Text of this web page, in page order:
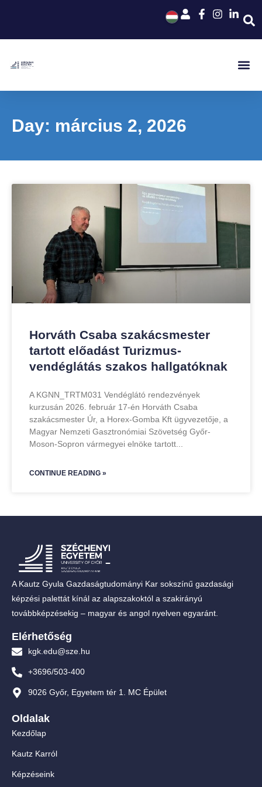
Day: március 2, 2026
Horváth Csaba szakácsmester
tartott előadást Turizmus-
vendéglátás szakos hallgatóknak
A KGNN_TRTM031 Vendéglátó rendezvények
kurzusán 2026. február 17-én Horváth Csaba
szakácsmester Úr, a Horex-Gomba Kft ügyvezetője, a
Magyar Nemzeti Gasztronómiai Szövetség Győr-
Moson-Sopron vármegyei elnöke tartott
CONTINUE READING »
A Kautz Gyula Gazdaságtudományi Kar sokszínű gazdasági
képzési palettát kínál az alapszakoktól a szakirányú
továbbképzésekig – magyar és angol nyelven egyaránt.
Elérhetőség
kgk.edu@sze.hu
+3696/503-400
9026 Győr, Egyetem tér 1. MC Épület
Oldalak
Kezdőlap
Kautz Karról
Képzéseink